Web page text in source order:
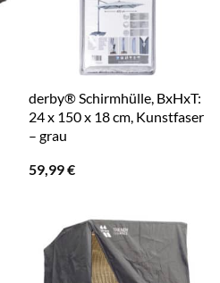
derby® Schirmhülle, BxHxT:
24 x 150 x 18 cm, Kunstfaser
– grau
59,99€